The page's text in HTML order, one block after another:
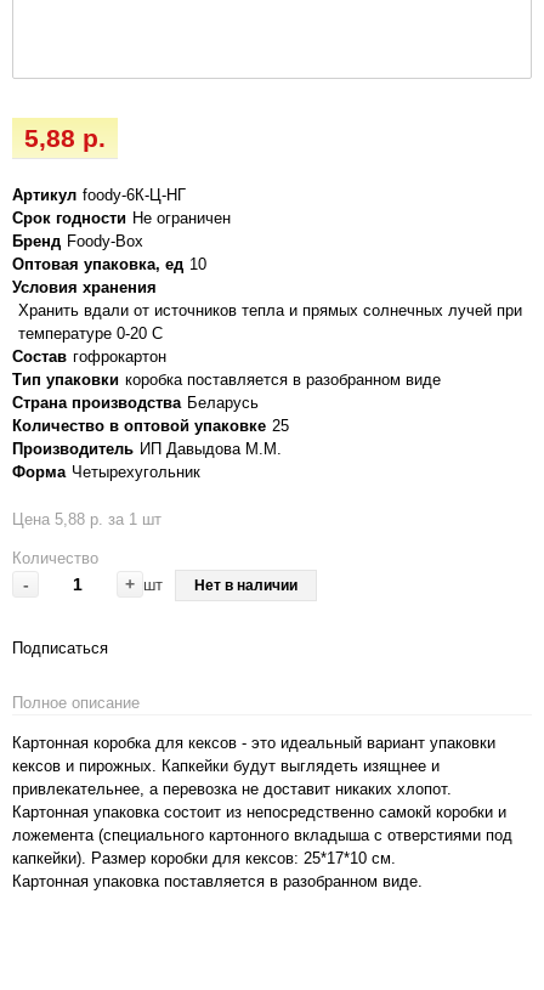
5,88 р.
Артикул foody-6К-Ц-НГ
Срок годности Не ограничен
Бренд Foody-Box
Оптовая упаковка, ед 10
Условия хранения
Хранить вдали от источников тепла и прямых солнечных лучей при
температуре 0-20 С
Состав гофрокартон
Тип упаковки коробка поставляется в разобранном виде
Страна производства Беларусь
Количество в оптовой упаковке 25
Производитель ИП Давыдова М.М.
Форма Четырехугольник
Цена 5,88 р. за 1 шт
Количество
- + шт Нет в наличии
Подписаться
Полное описание
Картонная коробка для кексов - это идеальный вариант упаковки
кексов и пирожных. Капкейки будут выглядеть изящнее и
привлекательнее, а перевозка не доставит никаких хлопот.
Картонная упаковка состоит из непосредственно самокй коробки и
ложемента (специального картонного вкладыша с отверстиями под
капкейки). Размер коробки для кексов: 25*17*10 см.
Картонная упаковка поставляется в разобранном виде.